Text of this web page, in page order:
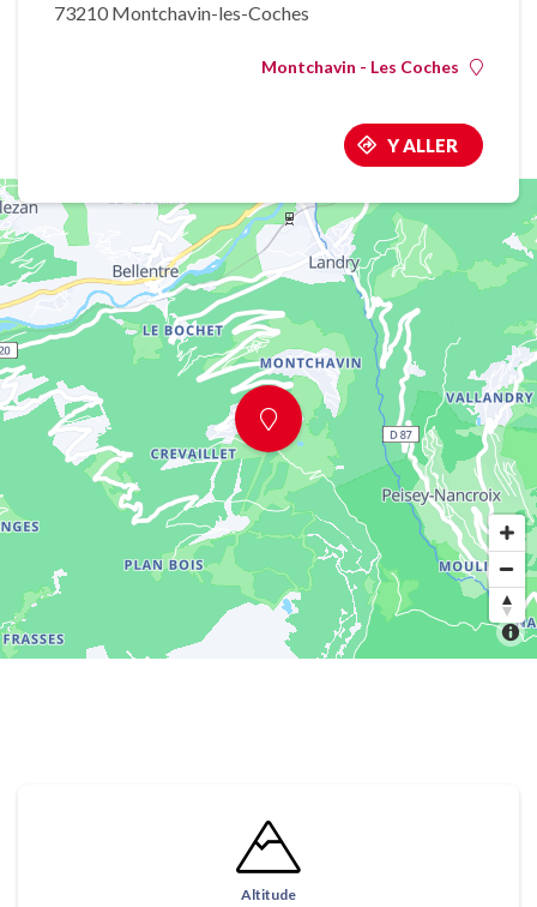
73210 Montchavin-les-Coches
Montchavin - Les Coches
Y ALLER
Altitude